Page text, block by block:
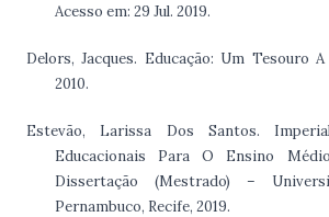
Acesso em: 29 Jul. 2019.
Delors, Jacques. Educação: Um Tesouro
2010.
Estevão, Larissa Dos Santos.
Educacionais Para O Ensino
Dissertação (Mestrado) –
Pernambuco, Recife, 2019.